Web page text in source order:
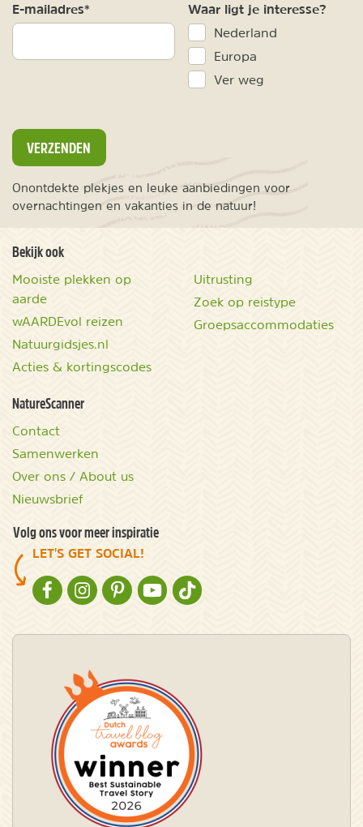
E-mailadres* Waar ligt je interesse?
Nederland
Europa
Ver weg
VERZENDEN
Onontdekte plekjes en leuke aanbiedingen voor
overnachtingen en vakanties in de natuur!
Bekijk ook
Mooiste plekken op
aarde
wAARDEvol reizen
Natuurgidsjes.nl
Acties & kortingscodes
Uitrusting
Zoek op reistype
Groepsaccommodaties
NatureScanner
Contact
Samenwerken
Over ons / About us
Nieuwsbrief
Volg ons voor meer inspiratie
LET'S GET SOCIAL!
NATURESCANNER OP FACEBOOK
NATURESCANNER OP INSTAGRAM
NATURESCANNER OP PINTEREST
NATURESCANNER OP YOUTUBE
NATURESCANNER OP TIKTOK